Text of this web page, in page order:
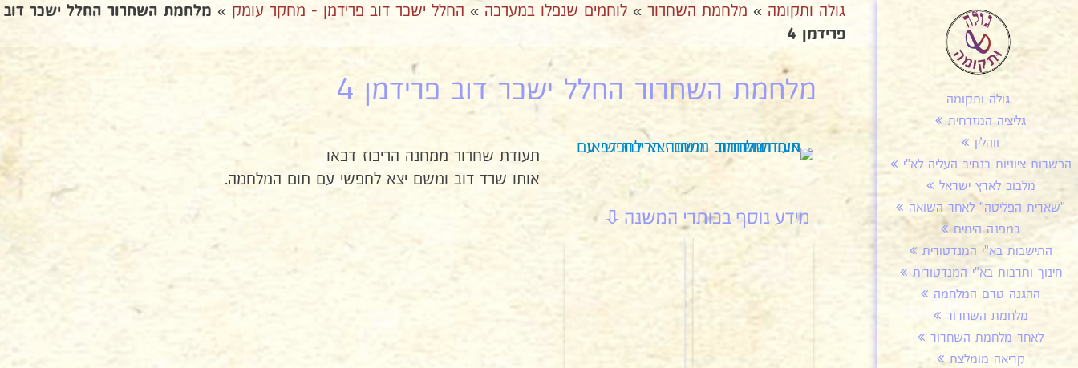
גולה ותקומה
גליציה המזרחית
ווהלין
הכשרות ציוניות בנתיב העליה לא"י
מלבוב לארץ ישראל
"שארית הפליטה" לאחר השואה
במפנה הימים
התישבות בא"י המנדטורית
חינוך ותרבות בא"י המנדטורית
ההגנה טרם המלחמה
מלחמת השחרור
לאחר מלחמת השחרור
קריאה מומלצת
גולה ותקומה » מלחמת השחרור » לוחמים שנפלו במערכה » החלל ישכר דוב פרידמן - מחקר עומק » מלחמת השחרור החלל ישכר דוב
פרידמן 4
מלחמת השחרור החלל ישכר דוב פרידמן 4
תעודת שחרור ממחנה הריכוז דכאו
אותו שרד דוב ומשם יצא לחפשי עם תום המלחמה.